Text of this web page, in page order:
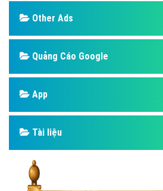
Other Ads
Quảng Cáo Google
App
Tài liệu